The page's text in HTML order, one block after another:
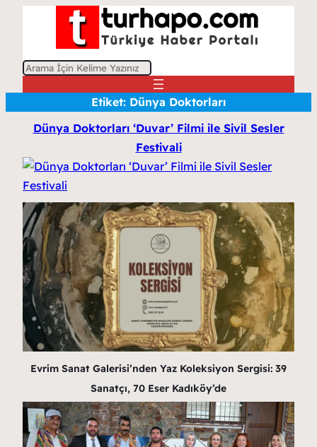
A
Etiket: Dünya Doktorları
Dünya Doktorları ‘Duvar’ Filmi ile Sivil Sesler
Festivali
Evrim Sanat Galerisi’nden Yaz Koleksiyon Sergisi: 39
Sanatçı, 70 Eser Kadıköy’de